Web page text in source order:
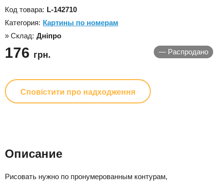
Код товара: L-142710
Категория: Картины по номерам
» Склад: Дніпро
— Распродано
176 грн.
Сповістити про надходження
Описание
Рисовать нужно по пронумерованным контурам,